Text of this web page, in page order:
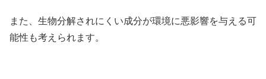
また、生物分解されにくい成分が環境に悪影響を与える可
能性も考えられます。